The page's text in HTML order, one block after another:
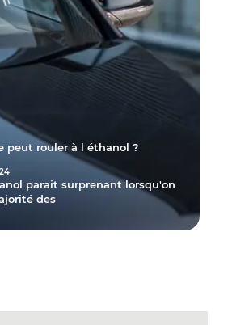
peut rouler à l éthanol ?
parait surprenant lorsqu'on
des